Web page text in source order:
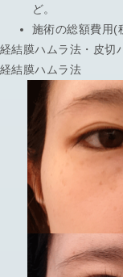
ど。
施術の総額費用(
経結膜ハムラ法・皮切
経結膜ハムラ法